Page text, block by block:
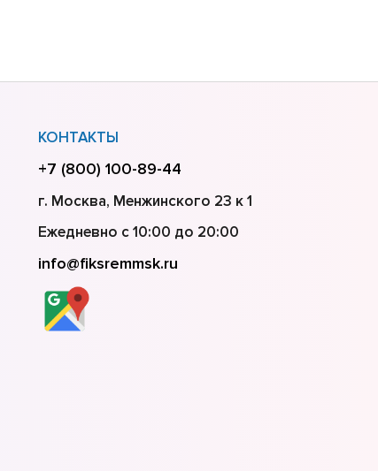
КОНТАКТЫ
+7 (800) 100-89-44
г. Москва, Менжинского 23 к 1
Ежедневно с 10:00 до 20:00
info@fiksremmsk.ru